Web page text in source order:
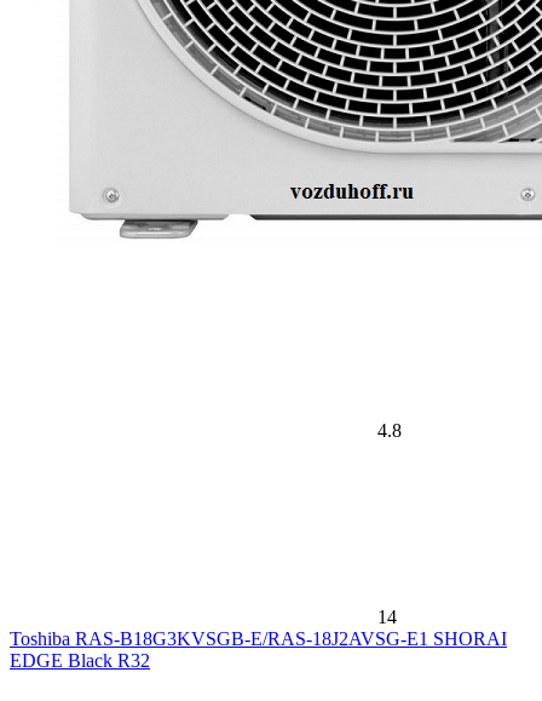
4.8
14
Toshiba RAS-B18G3KVSGB-E/RAS-18J2AVSG-E1 SHORAI
EDGE Black R32